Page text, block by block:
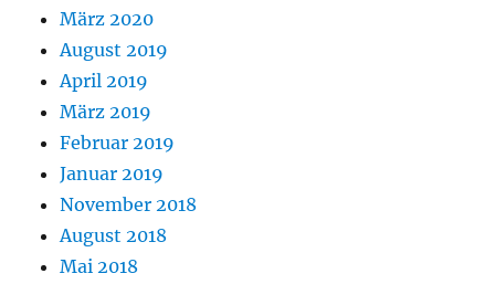
März 2020
August 2019
April 2019
März 2019
Februar 2019
Januar 2019
November 2018
August 2018
Mai 2018